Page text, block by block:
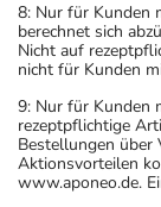
8: Nur für Kunden
berechnet sich
Nicht auf
nicht für Kunden
9: Nur für Kunden
rezeptpflichtige
Bestellungen über
Aktionsvorteilen
www.aponeo.de.